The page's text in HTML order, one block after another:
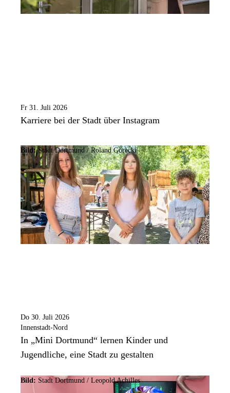
Fr 31. Juli 2026
Karriere bei der Stadt über Instagram
Bild:Stadt Dortmund / Roland Gorecki
Do 30. Juli 2026
Innenstadt-Nord
In „Mini Dortmund“ lernen Kinder und
Jugendliche, eine Stadt zu gestalten
Bild: Stadt Dortmund / Leopold Achilles